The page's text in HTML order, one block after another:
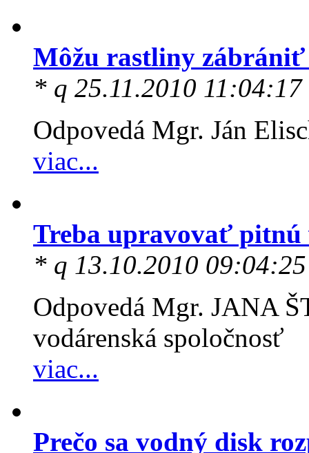
Môžu rastliny zábrániť
* q 25.11.2010 11:04:17
Odpovedá Mgr. Ján
viac...
Treba upravovať
* q 13.10.2010 09:04:25
Odpovedá Mgr. JANA
vodárenská spoločnosť
viac...
Prečo sa vodný disk